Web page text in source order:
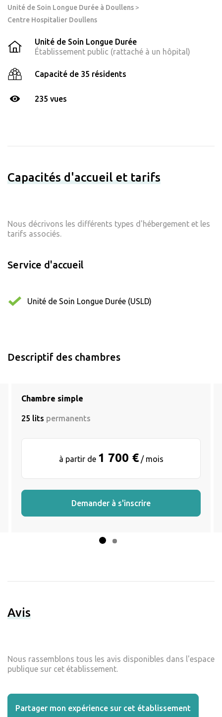
Unité de Soin Longue Durée à Doullens >
Centre Hospitalier Doullens
Unité de Soin Longue Durée
Établissement public (rattaché à un hôpital)
Capacité de 35 résidents
235 vues
Capacités d'accueil et tarifs
Nous décrivons les différents types d'hébergement et les
tarifs associés.
Service d'accueil
Unité de Soin Longue Durée (USLD)
Descriptif des chambres
Chambre simple
25 lits permanents
à partir de 1 700 €/ mois
Demander à s'inscrire
Avis
Nous rassemblons tous les avis disponibles dans l'espace
publique sur cet établissement.
Partager mon expérience sur cet établissement